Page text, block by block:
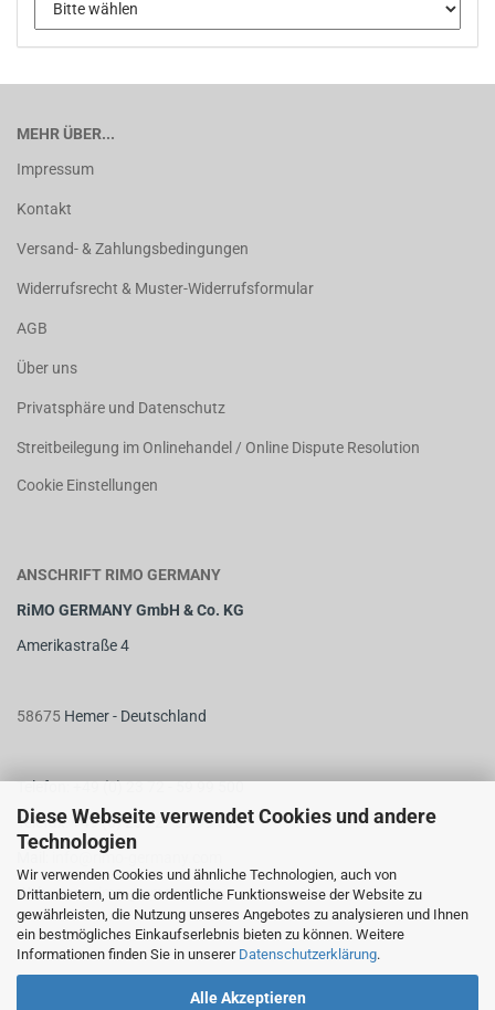
Diese Webseite verwendet Cookies und andere
Technologien
Wir verwenden Cookies und ähnliche Technologien, auch von
Drittanbietern, um die ordentliche Funktionsweise der Website zu
gewährleisten, die Nutzung unseres Angebotes zu analysieren und Ihnen
ein bestmögliches Einkaufserlebnis bieten zu können. Weitere
Informationen finden Sie in unserer Datenschutzerklärung.
Alle Akzeptieren
MEHR ÜBER...
Impressum
Kontakt
Versand- & Zahlungsbedingungen
Widerrufsrecht & Muster-Widerrufsformular
AGB
Über uns
Privatsphäre und Datenschutz
Streitbeilegung im Onlinehandel / Online Dispute Resolution
Cookie Einstellungen
ANSCHRIFT RIMO GERMANY
RiMO GERMANY GmbH & Co. KG
Amerikastraße 4
58675 Hemer - Deutschland
Telefon: +49 (0) 23 72 - 59 99 500
Telefax: +49 (0) 23 72 - 59 99 510
info@rimo-germany.com
Web:www.rimo-germany.com